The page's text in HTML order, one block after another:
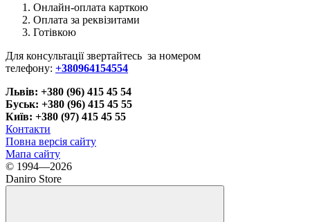
Онлайн-оплата карткою
Оплата за реквізитами
Готівкою
Для консультації звертайтесь за номером
телефону: +380964154554
Львів: +380 (96) 415 45 54
Буськ: +380 (96) 415 45 55
Київ: +380 (97) 415 45 55
Контакти
Повна версія сайту
Мапа сайту
© 1994—2026
Daniro Store